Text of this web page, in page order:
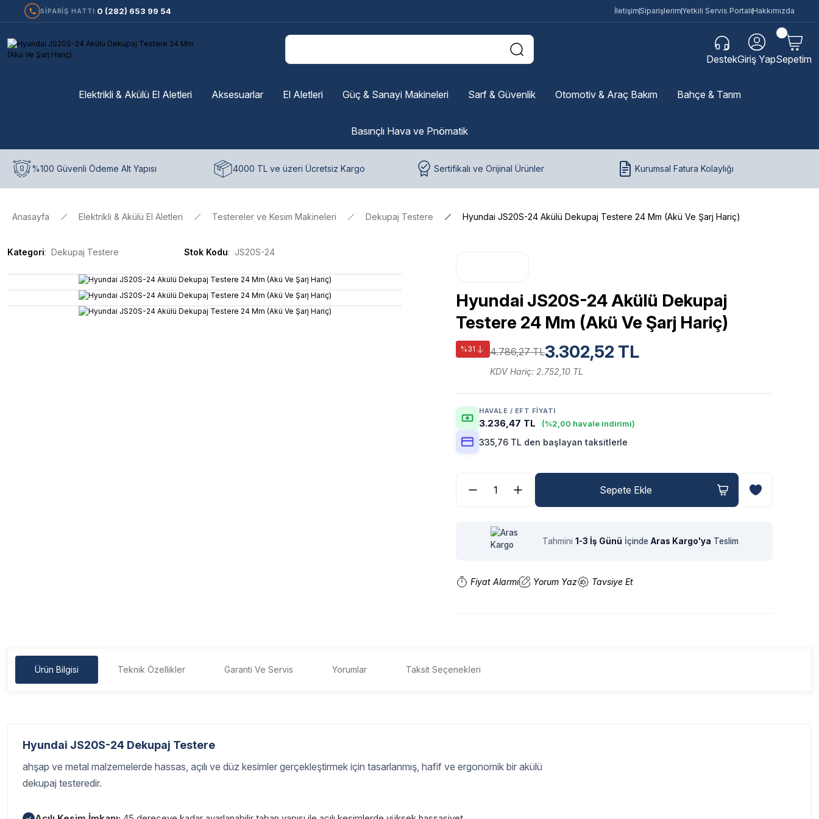
SİPARİŞ HATTI: 0 (282) 653 99 54 İletişimSiparişlerim Yetkili Servis Portalı Hakkımızda
DestekGiriş YapSepetim
Elektrikli & Akülü El Aletleri Aksesuarlar El Aletleri Güç & Sanayi Makineleri Sarf & Güvenlik Otomotiv & Araç Bakım Bahçe & Tarım
Basınçlı Hava ve Pnömatik
%100 Güvenli Ödeme Alt Yapısı 4000 TL ve üzeri Ücretsiz Kargo Sertifikalı ve Orijinal Ürünler Kurumsal Fatura Kolaylığı
Anasayfa Elektrikli & Akülü El Aletleri Testereler ve Kesim Makineleri Dekupaj Testere Hyundai JS20S-24 Akülü Dekupaj Testere 24 Mm (Akü Ve Şarj Hariç)
Kategori Dekupaj Testere Stok Kodu JS20S-24
Hyundai JS20S-24 Akülü Dekupaj
Testere 24 Mm (Akü Ve Şarj Hariç)
%31 4.786,27 TL3.302,52 TL
KDV Hariç: 2.752,10 TL
HAVALE / EFT FIYATI
3.236,47 TL (%2,00 havale indirimi)
335,76 TL den başlayan taksitlerle
Sepete Ekle
Tahmini 1-3 İş Günü İçinde Aras Kargo'ya Teslim
Fiyat Alarmı Yorum Yaz Tavsiye Et
Ürün Bilgisi Teknik Özellikler Garanti Ve Servis Yorumlar Taksit Seçenekleri
Hyundai JS20S-24 Dekupaj Testere
ahşap ve metal malzemelerde hassas, açılı ve düz kesimler gerçekleştirmek için tasarlanmış, hafif ve ergonomik bir akülü
dekupaj testeredir.